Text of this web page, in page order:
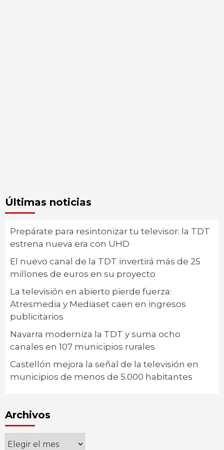
Últimas noticias
Prepárate para resintonizar tu televisor: la TDT
estrena nueva era con UHD
El nuevo canal de la TDT invertirá más de 25
millones de euros en su proyecto
La televisión en abierto pierde fuerza:
Atresmedia y Mediaset caen en ingresos
publicitarios
Navarra moderniza la TDT y suma ocho
canales en 107 municipios rurales
Castellón mejora la señal de la televisión en
municipios de menos de 5.000 habitantes
Archivos
Archivos